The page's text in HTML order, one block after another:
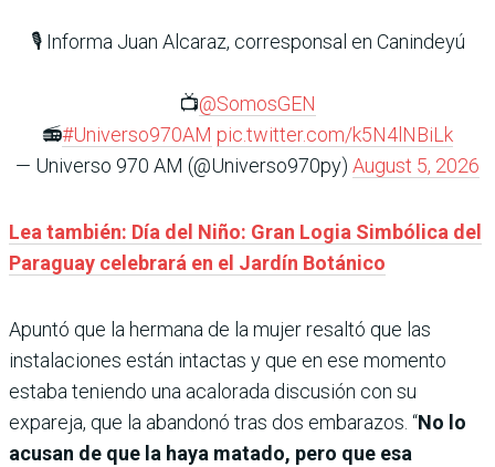
🎙️ Informa Juan Alcaraz, corresponsal en Canindeyú
📺@SomosGEN
📻#Universo970AM pic.twitter.com/k5N4lNBiLk
— Universo 970 AM (@Universo970py) August 5, 2026
Lea también: Día del Niño: Gran Logia Simbólica del
Paraguay celebrará en el Jardín Botánico
Apuntó que la hermana de la mujer resaltó que las
instalaciones están intactas y que en ese momento
estaba teniendo una acalorada discusión con su
expareja, que la abandonó tras dos embarazos. “No lo
acusan de que la haya matado, pero que esa